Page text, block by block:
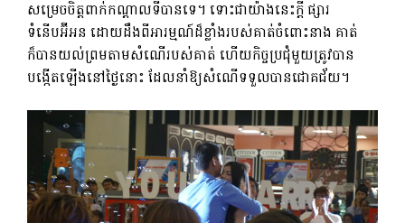
សម្រេចចិត្តពាក់កណ្តាលទីបានទេ។ ទោះជាយ៉ាងនេះក្តី ផ្សារ
ទំនើបអ៊ីអន ដោយដឹងពីអារម្មណ៍ដ៏ខ្លាំងរបស់គាត់ចំពោះនាង គាត់
ក៏បានយល់ព្រមតាមសំណើរបស់គាត់ ហើយកិច្ចប្រជុំមួយត្រូវបាន
បង្កើតឡើងនៅថ្ងៃនោះ ដែលនាំឱ្យសំណើទទួលបានជោគជ័យ។